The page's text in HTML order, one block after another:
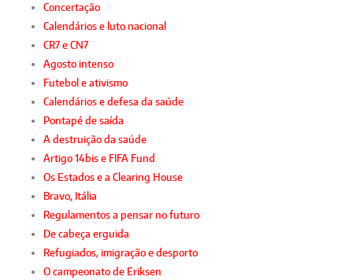
Concertação
Calendários e luto nacional
CR7 e CN7
Agosto intenso
Futebol e ativismo
Calendários e defesa da saúde
Pontapé de saída
A destruição da saúde
Artigo 14bis e FIFA Fund
Os Estados e a Clearing House
Bravo, Itália
Regulamentos a pensar no futuro
De cabeça erguida
Refugiados, imigração e desporto
O campeonato de Eriksen